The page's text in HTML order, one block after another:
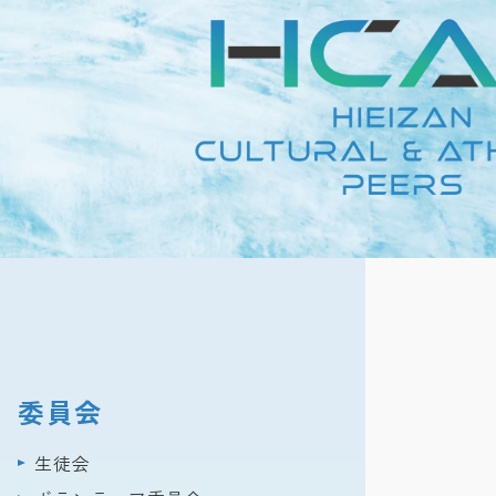
委員会
生徒会